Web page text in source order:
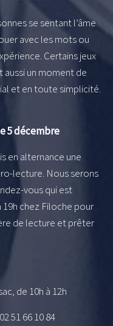
se sentant l’âme
avec les mots ou
Certains jeux
aussi un moment de
et en toute simplicité.
5 décembre
en alternance une
lecture. Nous serons
vous qui est
chez Filoche pour
de lecture et prêter
de 10h à 12h
51 66 10 84